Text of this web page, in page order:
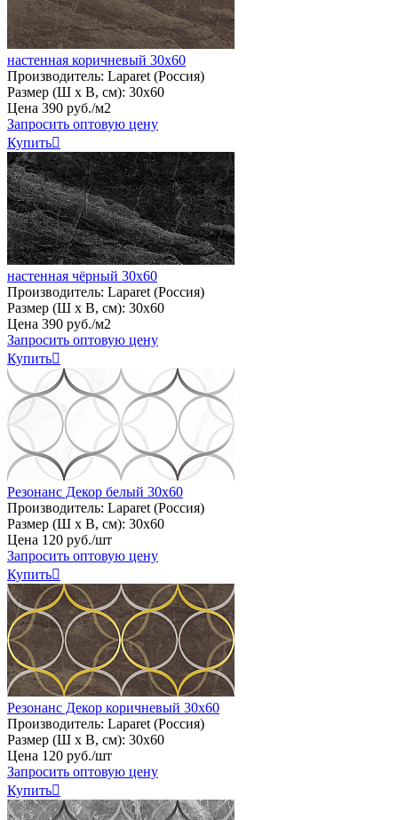
настенная коричневый 30х60
Производитель: Laparet (Россия)
Размер (Ш х В, см): 30х60
Цена 390 руб./м2
Запросить оптовую цену
Купить
настенная чёрный 30х60
Производитель: Laparet (Россия)
Размер (Ш х В, см): 30х60
Цена 390 руб./м2
Запросить оптовую цену
Купить
Резонанс Декор белый 30х60
Производитель: Laparet (Россия)
Размер (Ш х В, см): 30х60
Цена 120 руб./шт
Запросить оптовую цену
Купить
Резонанс Декор коричневый 30х60
Производитель: Laparet (Россия)
Размер (Ш х В, см): 30х60
Цена 120 руб./шт
Запросить оптовую цену
Купить